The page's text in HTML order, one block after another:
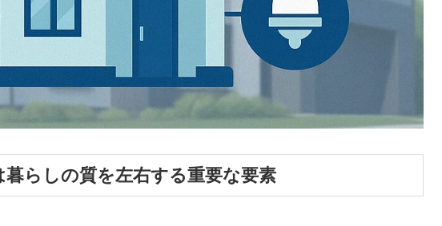
らしの質を左右する重要な要素